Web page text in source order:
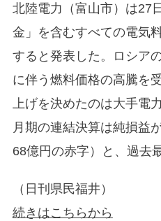
北陸電力（富山市）は27
金」を含むすべての電気
すると発表した。ロシア
に伴う燃料価格の高騰を
上げを決めたのは大手電
月期の連結決算は純損益
68億円の赤字）と、過去
（日刊県民福井）
続きはこちらから